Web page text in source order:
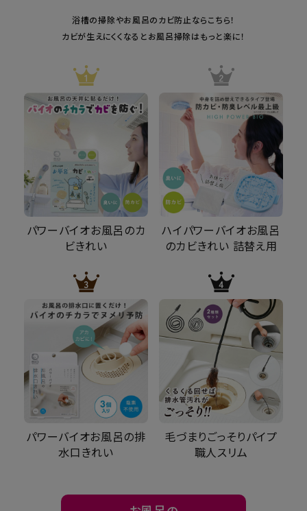
浴槽の掃除やお風呂のカビ防止ならこちら！
カビが生えにくくなるとお風呂掃除はもっと楽に！
パワーバイオお風呂のカ
ビきれい
ハイパワーバイオお風呂
のカビきれい 詰替え用
パワーバイオお風呂の排
水口きれい
毛づまりごっそりパイプ
職人スリム